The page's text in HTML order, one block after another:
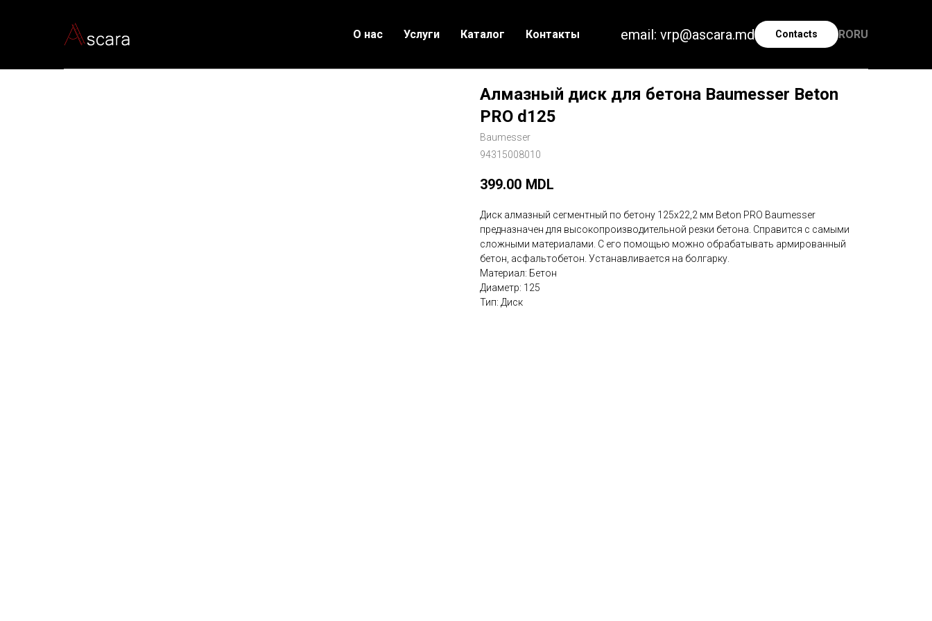
О нас Услуги Каталог Контакты email: vrp@ascara.md Contacts RO RU
Алмазный диск для бетона Baumesser Beton
PRO d125
Baumesser
94315008010
399.00 MDL
Диск алмазный сегментный по бетону 125x22,2 мм Beton PRO Baumesser
предназначен для высокопроизводительной резки бетона. Справится с самыми
сложными материалами. С его помощью можно обрабатывать армированный
бетон, асфальтобетон. Устанавливается на болгарку.
Материал: Бетон
Диаметр: 125
Тип: Диск